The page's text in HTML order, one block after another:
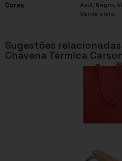
Cores Azul, Negro,
Verde claro
Sugestões
Chávena Térmica